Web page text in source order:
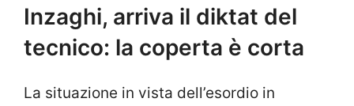
Inzaghi, arriva il diktat del
tecnico: la coperta è corta
La situazione in vista dell’esordio in